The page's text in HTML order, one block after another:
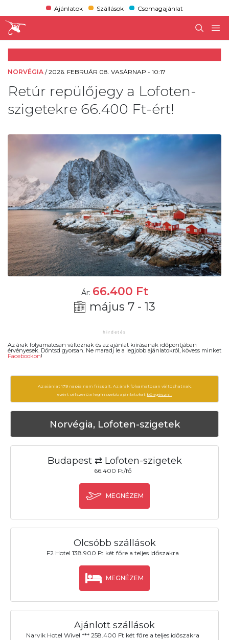
Ajánlatok Szállások Csomagajánlat
NORVÉGIA /2026. FEBRUÁR 08. VASÁRNAP - 10:17
Retúr repülőjegy a Lofoten-
szigetekre 66.400 Ft-ért!
Ár: 66.400 Ft
május 7 - 13
Az árak folyamatosan változnak és az ajánlat kiírásanak időpontjában
érvényesek. Döntsd gyorsan. Ne maradj le a legjobb ajánlatokról, kövess minket
Facebookon!
Az ajánlat 179 napja nem frissült. Az árak folyamatosan változhatnak,
ezért célszerű a legfrissebb ajánlatokat böngészni.
Norvégia, Lofoten-szigetek
Budapest ⇄ Lofoten-szigetek
66.400 Ft/fő
MEGNÉZEM
Olcsóbb szállások
F2 Hotel 138.900 Ft két főre a teljes időszakra
MEGNÉZEM
Ajánlott szállások
Narvik Hotel Wivel *** 258.400 Ft két főre a teljes időszakra